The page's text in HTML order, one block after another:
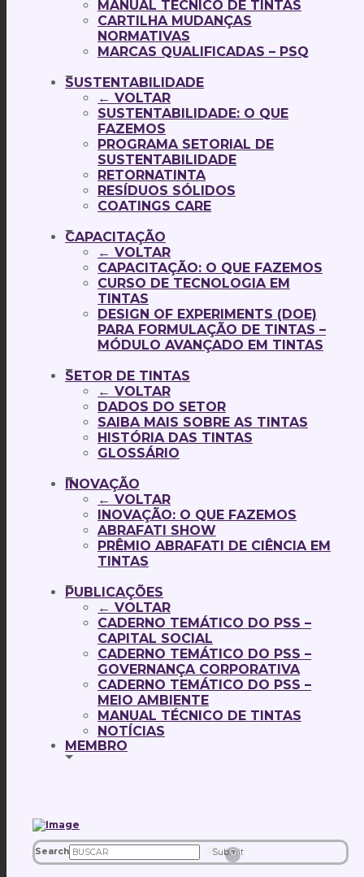
MANUAL TÉCNICO DE TINTAS
CARTILHA MUDANÇAS
NORMATIVAS
MARCAS QUALIFICADAS – PSQ
SUSTENTABILIDADE
← VOLTAR
SUSTENTABILIDADE: O QUE
FAZEMOS
PROGRAMA SETORIAL DE
SUSTENTABILIDADE
RETORNATINTA
RESÍDUOS SÓLIDOS
COATINGS CARE
CAPACITAÇÃO
← VOLTAR
CAPACITAÇÃO: O QUE FAZEMOS
CURSO DE TECNOLOGIA EM
TINTAS
DESIGN OF EXPERIMENTS (DOE)
PARA FORMULAÇÃO DE TINTAS –
MÓDULO AVANÇADO EM TINTAS
SETOR DE TINTAS
← VOLTAR
DADOS DO SETOR
SAIBA MAIS SOBRE AS TINTAS
HISTÓRIA DAS TINTAS
GLOSSÁRIO
INOVAÇÃO
← VOLTAR
INOVAÇÃO: O QUE FAZEMOS
ABRAFATI SHOW
PRÊMIO ABRAFATI DE CIÊNCIA EM
TINTAS
PUBLICAÇÕES
← VOLTAR
CADERNO TEMÁTICO DO PSS –
CAPITAL SOCIAL
CADERNO TEMÁTICO DO PSS –
GOVERNANÇA CORPORATIVA
CADERNO TEMÁTICO DO PSS –
MEIO AMBIENTE
MANUAL TÉCNICO DE TINTAS
NOTÍCIAS
MEMBRO
Search Submit
Clear